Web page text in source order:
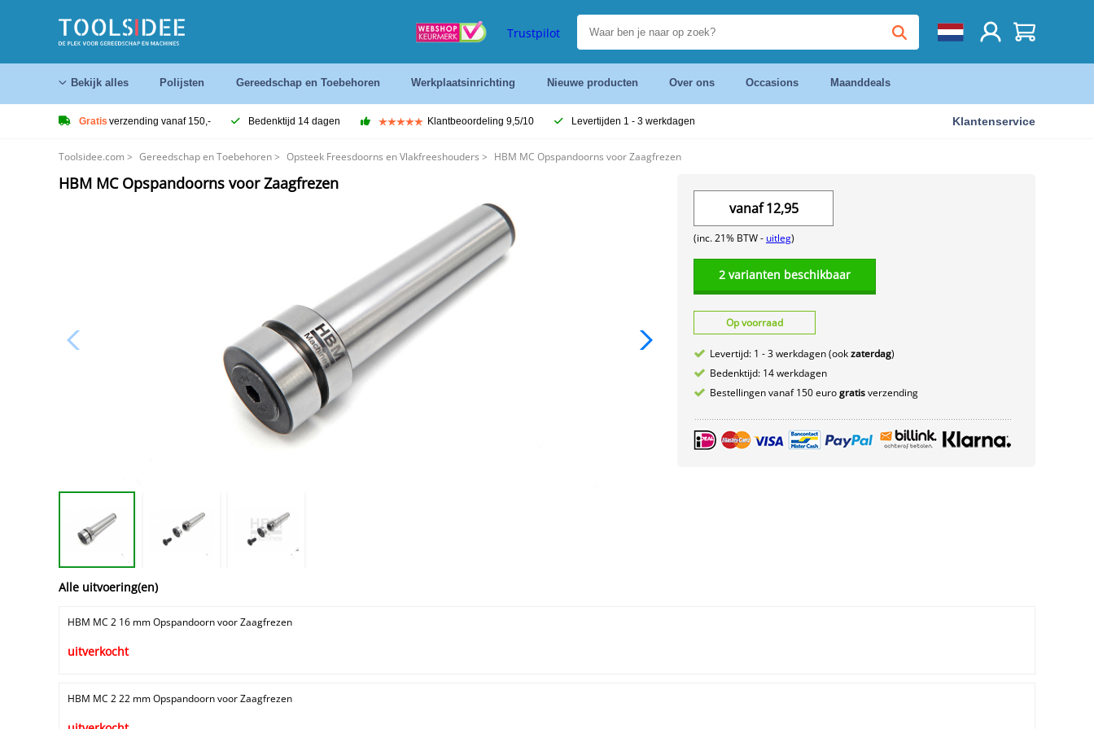
Trustpilot
Bekijk alles Polijsten Gereedschap en Toebehoren Werkplaatsinrichting Nieuwe producten Over ons Occasions Maanddeals
Gratis verzending vanaf 150,- Bedenktijd 14 dagen Klantbeoordeling 9,5/10 Levertijden 1 - 3 werkdagen Klantenservice
Toolsidee.com > Gereedschap en Toebehoren> Opsteek Freesdoorns en Vlakfreeshouders > HBM MC Opspandoorns voor Zaagfrezen
HBM MC Opspandoorns voor Zaagfrezen
vanaf12,95
(inc. 21% BTW - uitleg)
2 varianten beschikbaar
Op voorraad
Levertijd: 1 - 3 werkdagen (ookzaterdag)
Bedenktijd: 14 werkdagen
Bestellingen vanaf 150 eurogratisverzending
Alle uitvoering(en)
HBM MC 2 16 mm Opspandoorn voor Zaagfrezen
uitverkocht
HBM MC 2 22 mm Opspandoorn voor Zaagfrezen